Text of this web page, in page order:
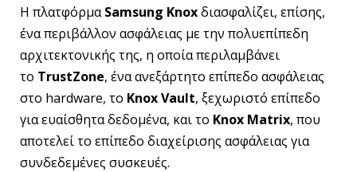
Η πλατφόρμαSamsung Knoxδιασφαλίζει, επίσης,
ένα περιβάλλον ασφάλειας με την πολυεπίπεδη
αρχιτεκτονικής της, η οποία περιλαμβάνει
το TrustZone, ένα ανεξάρτητο επίπεδο ασφάλειας
στο hardware, το Knox Vault, ξεχωριστό επίπεδο
για ευαίσθητα δεδομένα, και το Knox Matrix, που
αποτελεί το επίπεδο διαχείρισης ασφάλειας για
συνδεδεμένες συσκευές.